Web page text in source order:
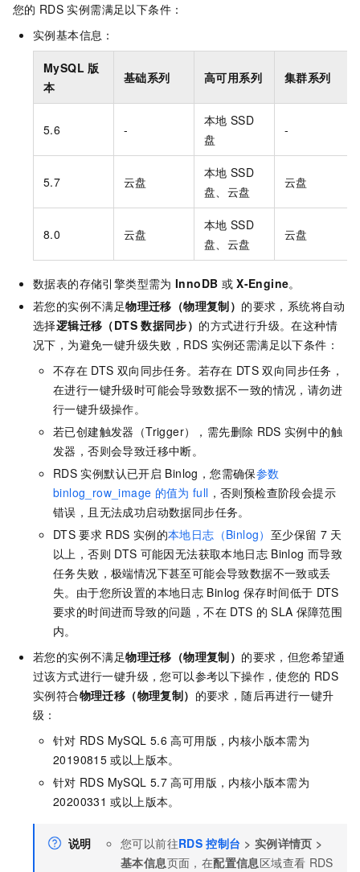
您的 RDS 实例需满足以下条件：
实例基本信息：
MySQL 版
本
基础系列 高可用系列 集群系列
5.6 -
本地 SSD
盘
-
5.7 云盘
本地 SSD
盘、 云盘
云盘
8.0 云盘
本地 SSD
盘、 云盘
云盘
数据表的存储引擎类型需为 InnoDB 或 X-Engine。
若您的实例不满足物理迁移（物理复制） 的要求，系统将自动
选择逻辑迁移（DTS 数据同步） 的方式进行升级。在这种情
况下，为避免一键升级失败， RDS 实例还需满足以下条件：
不存在 DTS 双向同步任务。若存在 DTS 双向同步任务，
在进行一键升级时可能会导致数据不一致的情况，请勿进
行一键升级操作。
若已创建触发器（Trigger），需先删除 RDS 实例中的触
发器，否则会导致迁移中断。
RDS 实例默认已开启 Binlog，您需确保参数
binlog_row_image 的值为 full ，否则预检查阶段会提示
错误，且无法成功启动数据同步任务。
DTS 要求 RDS 实例的本地日志（Binlog） 至少保留 7 天
以上，否则 DTS 可能因无法获取本地日志 Binlog 而导致
任务失败，极端情况下甚至可能会导致数据不一致或丢
失。由于您所设置的本地日志 Binlog 保存时间低于 DTS
要求的时间进而导致的问题，不在 DTS 的 SLA 保障范围
内。
若您的实例不满足物理迁移（物理复制） 的要求，但您希望通
过该方式进行一键升级，您可以参考以下操作，使您的 RDS
实例符合物理迁移（物理复制） 的要求，随后再进行一键升
级：
针对 RDS MySQL 5.6 高可用版，内核小版本需为
20190815 或以上版本。
针对 RDS MySQL 5.7 高可用版，内核小版本需为
20200331 或以上版本。
说明 您可以前往RDS 控制台 > 实例详情页 >
基本信息页面，在配置信息区域查看 RDS